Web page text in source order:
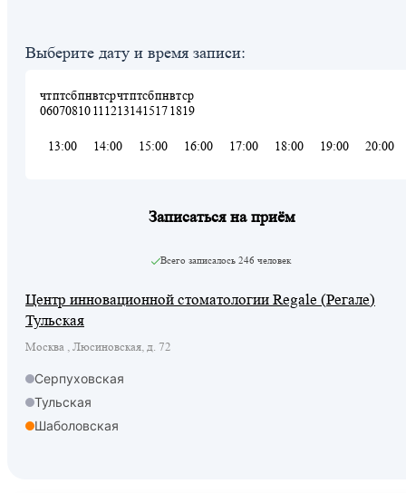
Выберите дату и время записи:
чт
06
пт
07
сб
08
пн
10
вт
11
ср
12
чт
13
пт
14
сб
15
пн
17
вт
18
ср
19
13:00 14:00 15:00 16:00 17:00 18:00 19:00 20:00
Записаться на приём
Всего записалось 246 человек
Центр инновационной стоматологии Regale (Регале)
Тульская
Москва , Люсиновская, д. 72
Серпуховская
Тульская
Шаболовская